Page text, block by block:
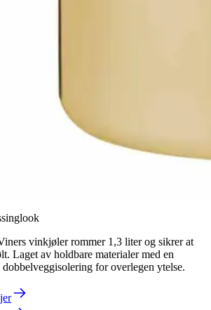
vinkjøler rommer 1,3 liter og sikrer at
Laget av holdbare materialer med en
for overlegen ytelse.